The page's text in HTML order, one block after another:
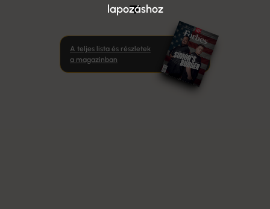
lapozáshoz
A teljes lista és részletek
a magazinban